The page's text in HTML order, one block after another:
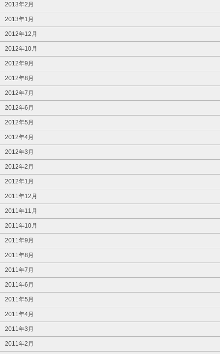
2013年2月
2013年1月
2012年12月
2012年10月
2012年9月
2012年8月
2012年7月
2012年6月
2012年5月
2012年4月
2012年3月
2012年2月
2012年1月
2011年12月
2011年11月
2011年10月
2011年9月
2011年8月
2011年7月
2011年6月
2011年5月
2011年4月
2011年3月
2011年2月